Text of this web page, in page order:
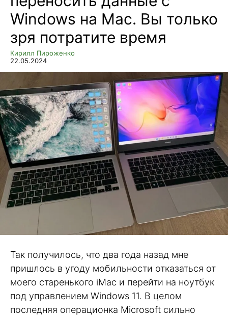
Windows на Mac. Вы только
зря потратите время
Кирилл Пироженко
22.05.2024
Так получилось, что два года назад мне
пришлось в угоду мобильности отказаться от
моего старенького iMac и перейти на ноутбук
под управлением Windows 11. В целом
последняя операционка Microsoft сильно